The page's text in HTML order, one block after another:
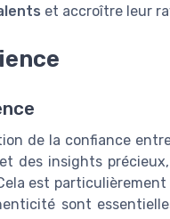
et accroître leur
de la confiance
des insights
est
sont